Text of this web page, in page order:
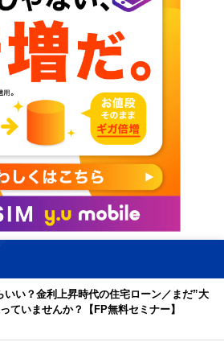
いい？金利上昇時代の住宅ローン／まだ”大
ていませんか？【FP無料セミナー】